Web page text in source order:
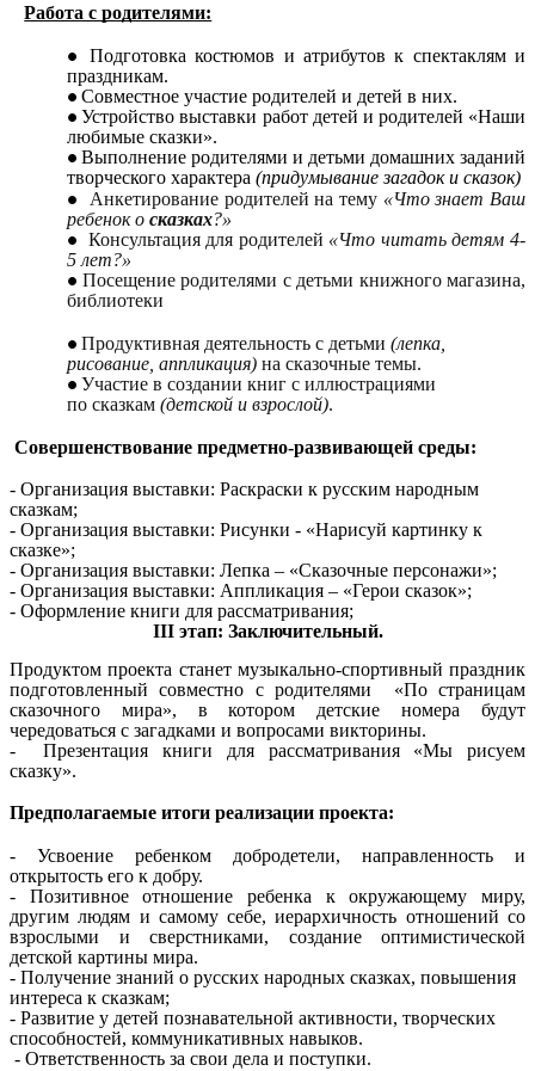
Работа с родителями:
Подготовка костюмов и атрибутов к спектаклям и
праздникам.
Совместное участие родителей и детей в них.
Устройство выставки работ детей и родителей «Наши
любимые сказки».
Выполнение родителями и детьми домашних заданий
творческого характера (придумывание загадок и сказок)
Анкетирование родителей на тему «Что знает Ваш
ребенок о сказках?»
Консультация для родителей «Что читать детям 4-
5 лет?»
Посещение родителями с детьми книжного магазина,
библиотеки
Продуктивная деятельность с детьми (лепка,
рисование, аппликация) на сказочные темы.
Участие в создании книг с иллюстрациями
по сказкам (детской и взрослой).
Совершенствование предметно-развивающей среды:
- Организация выставки: Раскраски к русским народным
сказкам;
- Организация выставки: Рисунки - «Нарисуй картинку к
сказке»;
- Организация выставки: Лепка – «Сказочные персонажи»;
- Организация выставки: Аппликация – «Герои сказок»;
- Оформление книги для рассматривания;
III этап: Заключительный.
Продуктом проекта станет музыкально-спортивный праздник
подготовленный совместно с родителями «По страницам
сказочного мира», в котором детские номера будут
чередоваться с загадками и вопросами викторины.
- Презентация книги для рассматривания «Мы рисуем
сказку».
Предполагаемые итоги реализации проекта:
- Усвоение ребенком добродетели, направленность и
открытость его к добру.
- Позитивное отношение ребенка к окружающему миру,
другим людям и самому себе, иерархичность отношений со
взрослыми и сверстниками, создание оптимистической
детской картины мира.
- Получение знаний о русских народных сказках, повышения
интереса к сказкам;
- Развитие у детей познавательной активности, творческих
способностей, коммуникативных навыков.
- Ответственность за свои дела и поступки.